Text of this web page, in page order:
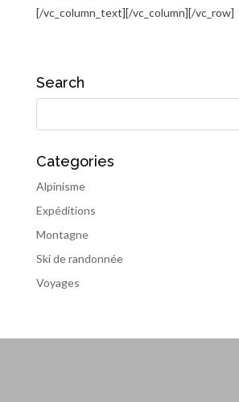
[/vc_column_text][/vc_column][/vc_row]
Search
Categories
Alpinisme
Expéditions
Montagne
Ski de randonnée
Voyages